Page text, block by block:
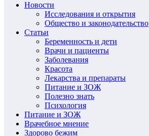
Новости
Исследования и открытия
Общество и законодательство
Статьи
Беременность и дети
Врачи и пациенты
Заболевания
Красота
Лекарства и препараты
Питание и ЗОЖ
Полезно знать
Психология
Питание и ЗОЖ
Врачебное мнение
Здорово бежим